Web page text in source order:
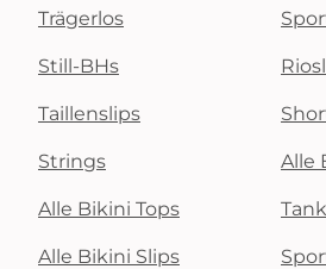
Trägerlos
Still-BHs
Taillenslips
Strings Alle
Alle Bikini Tops
Alle Bikini Slips